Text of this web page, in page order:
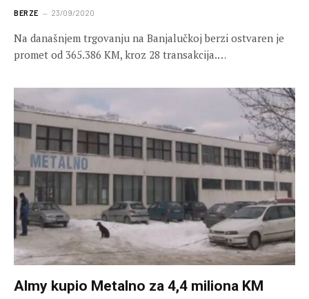
BERZE 23/09/2020
Na današnjem trgovanju na Banjalučkoj berzi ostvaren je
promet od 365.386 KM, kroz 28 transakcija.…
Almy kupio Metalno za 4,4 miliona KM